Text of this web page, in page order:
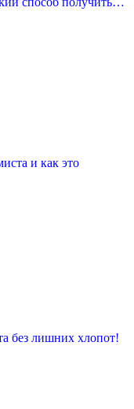
и как это
без лишних хлопот!